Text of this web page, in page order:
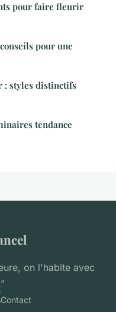
pour faire fleurir
pour une
: styles distinctifs
tendance
on l'habite avec
Contact